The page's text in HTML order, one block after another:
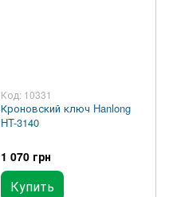
Код: 10331
Кроновский ключ Hanlong
HT-3140
1 070 грн
Купить